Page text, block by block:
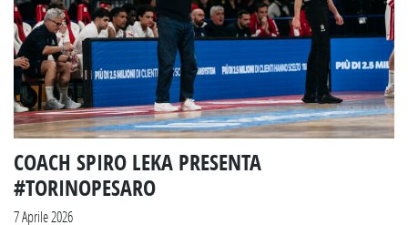
COACH SPIRO LEKA PRESENTA
#TORINOPESARO
7 Aprile 2026